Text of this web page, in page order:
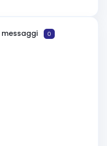
messaggi 0